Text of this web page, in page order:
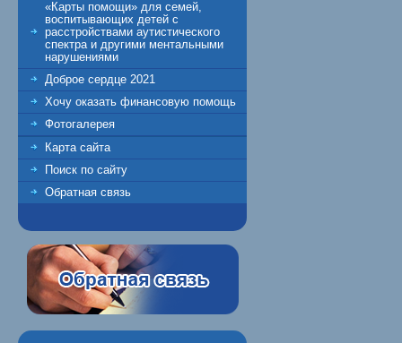
«Карты помощи» для семей,
воспитывающих детей с
расстройствами аутистического
спектра и другими ментальными
нарушениями
Доброе сердце 2021
Хочу оказать финансовую помощь
Фотогалерея
Карта сайта
Поиск по сайту
Обратная связь